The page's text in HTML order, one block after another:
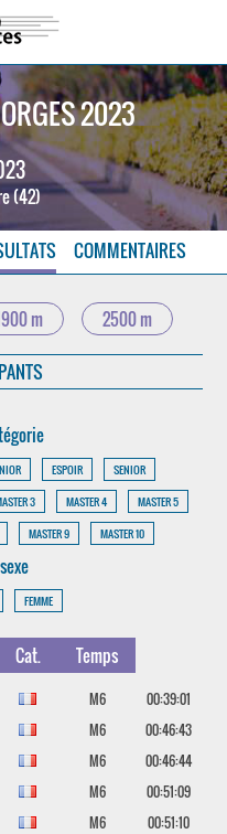
2023
(42)
COMMENTAIRES
m 2500 m
ESPOIR
SENIOR
3 MASTER 4
MASTER 5
MASTER 9 MASTER 10
FEMME
Cat. Temps
M6
00:39:01
M6
00:46:43
M6
00:46:44
M6
00:51:09
M6
00:51:10